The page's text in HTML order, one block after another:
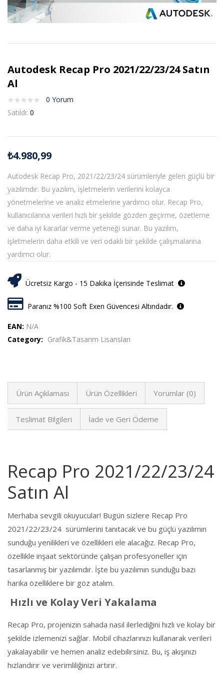
Autodesk Recap Pro 2021/22/23/24 Satın
Al
0 Yorum
Satıldı: 0
₺4.980,99
Autodesk Recap Pro, 2021/22/23/24 sürümleriyle gelen güçlü bir
yazılımdır. Bu yazılım, işletmelerin verilerini kolayca
yönetmelerine ve analiz etmelerine yardımcı olur. Recap Pro,
kullanıcılarına verileri hızlı bir şekilde gözden geçirme, özetleme
ve daha iyi kararlar verme yeteneği sunar. Bu yazılım,
işletmelerin daha etkili ve veri odaklı bir şekilde çalışmalarına
yardımcı olur.
Ücretsiz Kargo - 15 Dakika İçerisinde Teslimat
Paranız %100 Soft Exen Güvencesi Altındadır.
EAN: N/A
Category: Grafik&Tasarım Lisansları
Ürün Açıklaması Ürün Özellikleri Yorumlar (0)
Teslimat Bilgileri İade ve Geri Ödeme
Recap Pro 2021/22/23/24
Satın Al
Merhaba sevgili okuyucular! Bugün sizlere Recap Pro
2021/22/23/24 sürümlerini tanıtacak ve bu güçlü yazılımın
sunduğu yenilikleri ve özellikleri ele alacağız. Recap Pro,
özellikle inşaat sektöründe çalışan profesyoneller için
tasarlanmış bir yazılımdır. İşte bu yazılımın sunduğu bazı
harika özelliklere bir göz atalım.
Hızlı ve Kolay Veri Yakalama
Recap Pro, projenizin sahada nasıl ilerlediğini hızlı ve kolay bir
şekilde izlemenizi sağlar. Mobil cihazlarınızı kullanarak verileri
yakalayabilir ve hemen analiz edebilirsiniz. Bu, iş akışınızı
hızlandırır ve verimliliğinizi artırır.